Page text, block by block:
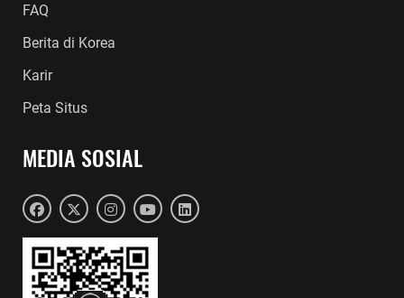
FAQ
Berita di Korea
Karir
Peta Situs
MEDIA SOSIAL